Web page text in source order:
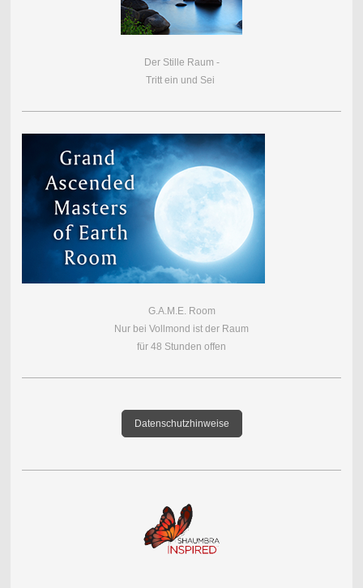
Der Stille Raum -
Tritt ein und Sei
G.A.M.E. Room
Nur bei Vollmond ist der Raum
für 48 Stunden offen
Datenschutzhinweise